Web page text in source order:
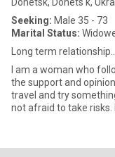
Seeking: Male 35 - 73
Marital Status:
Long term relationship....
I am a woman who
the support and
travel and try
not afraid to take risks.